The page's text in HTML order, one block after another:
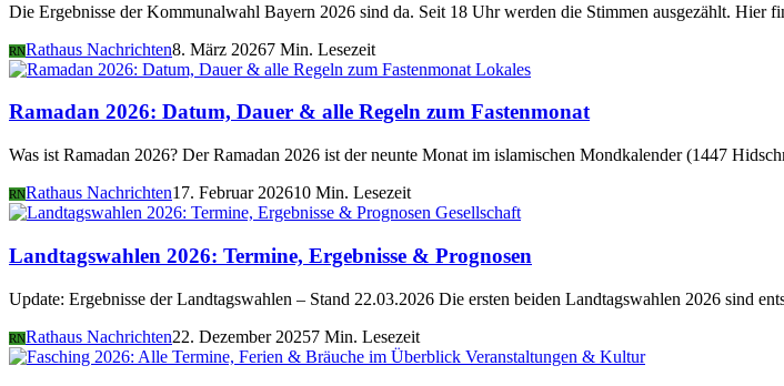
Die Ergebnisse der Kommunalwahl Bayern 2026 sind da. Seit 18 Uhr werden die Stimmen ausgezählt. Hier
RNRathaus Nachrichten8. März 20267 Min. Lesezeit
Lokales
Ramadan 2026: Datum, Dauer & alle Regeln zum Fastenmonat
Was ist Ramadan 2026? Der Ramadan 2026 ist der neunte Monat im islamischen Mondkalender (1447
RNRathaus Nachrichten17. Februar 202610 Min. Lesezeit
Gesellschaft
Landtagswahlen 2026: Termine, Ergebnisse & Prognosen
Update: Ergebnisse der Landtagswahlen – Stand 22.03.2026 Die ersten beiden Landtagswahlen 2026 sind
RNRathaus Nachrichten22. Dezember 20257 Min. Lesezeit
Veranstaltungen & Kultur